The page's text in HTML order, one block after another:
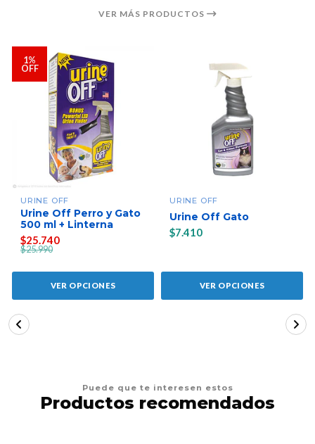
VER MÁS PRODUCTOS
1%
OFF
URINE OFF
Urine Off Perro y Gato
500 ml + Linterna
$25.740
$25.990
VER OPCIONES
URINE OFF
Urine Off Gato
$7.410
VER OPCIONES
Puede que te interesen estos
Productos recomendados